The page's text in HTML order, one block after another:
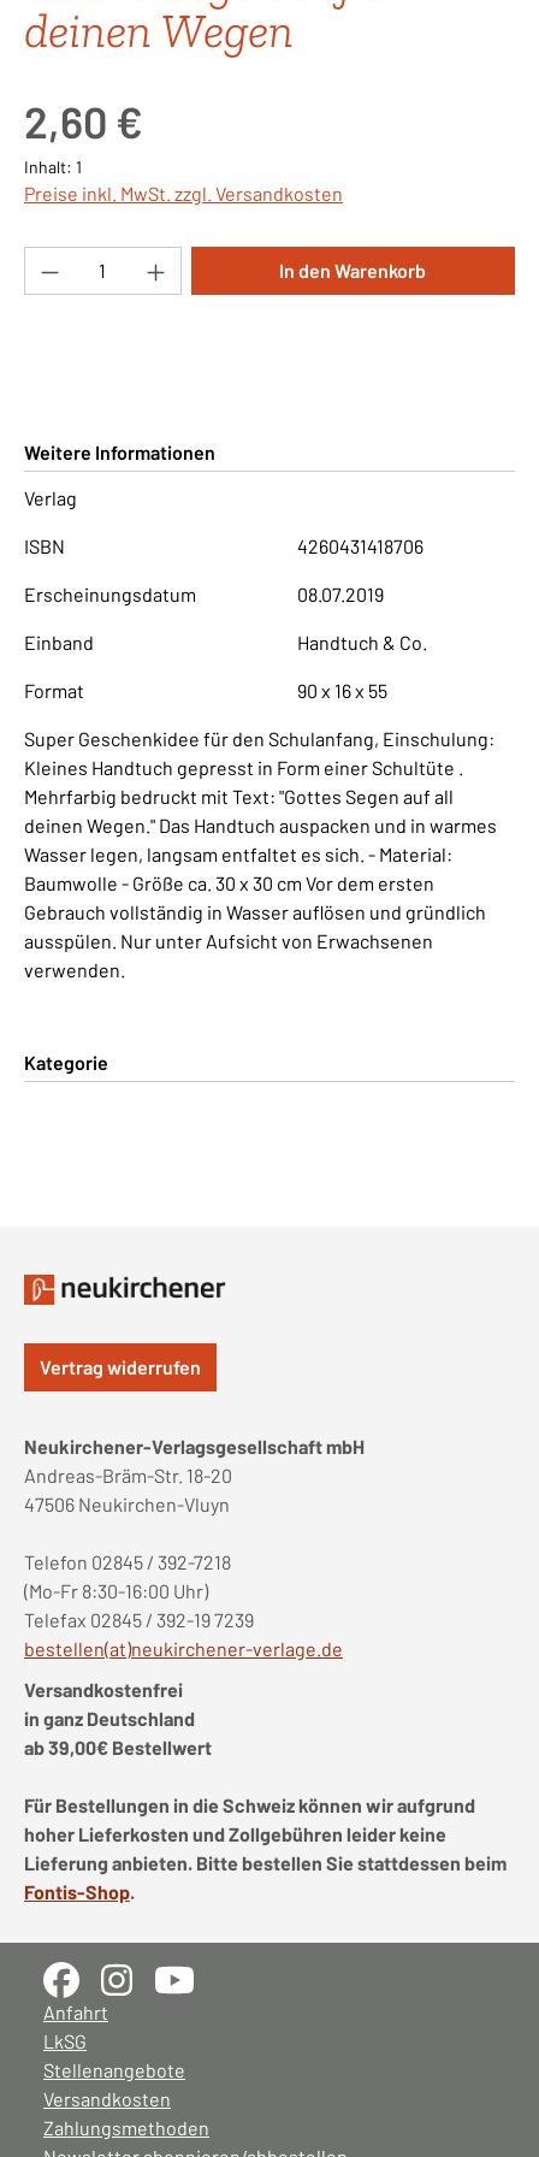
deinen Wegen
2,60 €
Inhalt: 1
Preise inkl. MwSt. zzgl. Versandkosten
Produkt Anzahl: Gib den gewünschten
In den Warenkorb
Weitere Informationen
Verlag
ISBN 4260431418706
Erscheinungsdatum 08.07.2019
Einband Handtuch & Co.
Format 90 x 16 x 55
Super Geschenkidee für den Schulanfang, Einschulung:
Kleines Handtuch gepresst in Form einer Schultüte .
Mehrfarbig bedruckt mit Text: "Gottes Segen auf all
deinen Wegen." Das Handtuch auspacken und in warmes
Wasser legen, langsam entfaltet es sich. - Material:
Baumwolle - Größe ca. 30 x 30 cm Vor dem ersten
Gebrauch vollständig in Wasser auflösen und gründlich
ausspülen. Nur unter Aufsicht von Erwachsenen
verwenden.
Kategorie
Vertrag widerrufen
Neukirchener-Verlagsgesellschaft mbH
Andreas-Bräm-Str. 18-20
47506 Neukirchen-Vluyn
Telefon 02845 / 392-7218
(Mo-Fr 8:30-16:00 Uhr)
Telefax 02845 / 392-19 7239
bestellen(at)neukirchener-verlage.de
Versandkostenfrei
in ganz Deutschland
ab 39,00€ Bestellwert
Für Bestellungen in die Schweiz können wir aufgrund
hoher Lieferkosten und Zollgebühren leider keine
Lieferung anbieten. Bitte bestellen Sie stattdessen beim
Fontis-Shop.
Anfahrt
LkSG
Stellenangebote
Versandkosten
Zahlungsmethoden